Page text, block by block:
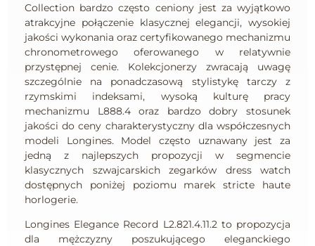
Collection bardzo często ceniony jest za wyjątkowo
atrakcyjne połączenie klasycznej elegancji, wysokiej
jakości wykonania oraz certyfikowanego mechanizmu
chronometrowego oferowanego w relatywnie
przystępnej cenie. Kolekcjonerzy zwracają uwagę
szczególnie na ponadczasową stylistykę tarczy z
rzymskimi indeksami, wysoką kulturę pracy
mechanizmu L888.4 oraz bardzo dobry stosunek
jakości do ceny charakterystyczny dla współczesnych
modeli Longines. Model często uznawany jest za
jedną z najlepszych propozycji w segmencie
klasycznych szwajcarskich zegarków dress watch
dostępnych poniżej poziomu marek stricte haute
horlogerie.
Longines Elegance Record L2.821.4.11.2 to propozycja
dla mężczyzny poszukującego eleganckiego